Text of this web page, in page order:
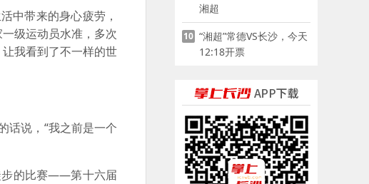
中带来的身心疲劳，
级运动员水准，多次
我看到了不一样的世
说，“我之前是一个
步的比赛——第十六届
湘超
10 “湘超”常德VS长沙，今天
12:18开票